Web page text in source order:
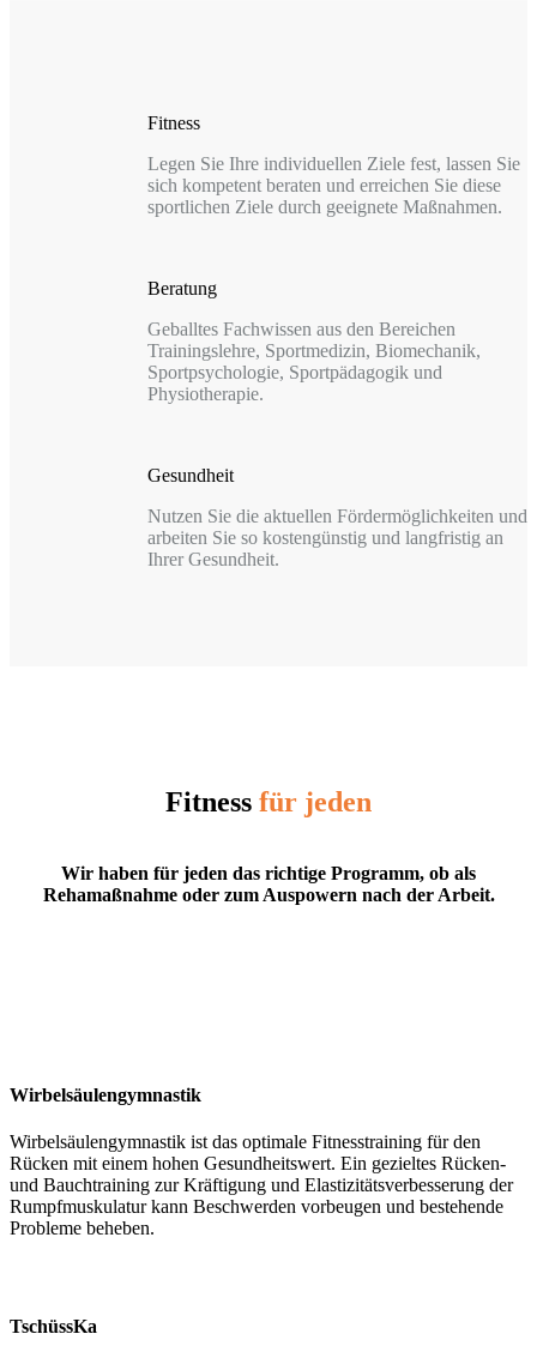
Fitness
Legen Sie Ihre individuellen Ziele fest, lassen Sie
sich kompetent beraten und erreichen Sie diese
sportlichen Ziele durch geeignete Maßnahmen.
Beratung
Geballtes Fachwissen aus den Bereichen
Trainingslehre, Sportmedizin, Biomechanik,
Sportpsychologie, Sportpädagogik und
Physiotherapie.
Gesundheit
Nutzen Sie die aktuellen Fördermöglichkeiten und
arbeiten Sie so kostengünstig und langfristig an
Ihrer Gesundheit.
Fitness für jeden
Wir haben für jeden das richtige Programm, ob als
Rehamaßnahme oder zum Auspowern nach der Arbeit.
Wirbelsäulengymnastik
Wirbelsäulengymnastik ist das optimale Fitnesstraining für den
Rücken mit einem hohen Gesundheitswert. Ein gezieltes Rücken-
und Bauchtraining zur Kräftigung und Elastizitätsverbesserung der
Rumpfmuskulatur kann Beschwerden vorbeugen und bestehende
Probleme beheben.
TschüssKa